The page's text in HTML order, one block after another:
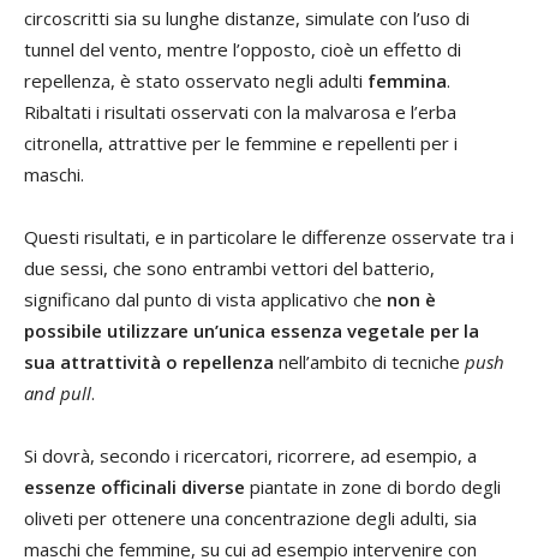
circoscritti sia su lunghe distanze, simulate con l’uso di
tunnel del vento, mentre l’opposto, cioè un effetto di
repellenza, è stato osservato negli adulti femmina.
Ribaltati i risultati osservati con la malvarosa e l’erba
citronella, attrattive per le femmine e repellenti per i
maschi.
Questi risultati, e in particolare le differenze osservate tra i
due sessi, che sono entrambi vettori del batterio,
significano dal punto di vista applicativo che non è
possibile utilizzare un’unica essenza vegetale per la
sua attrattività o repellenza nell’ambito di tecniche push
and pull.
Si dovrà, secondo i ricercatori, ricorrere, ad esempio, a
essenze officinali diverse piantate in zone di bordo degli
oliveti per ottenere una concentrazione degli adulti, sia
maschi che femmine, su cui ad esempio intervenire con